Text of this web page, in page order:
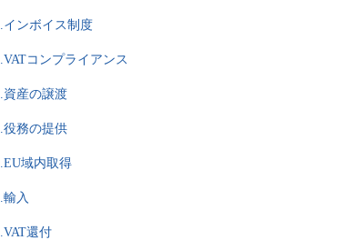
.インボイス制度
.VATコンプライアンス
.資産の譲渡
.役務の提供
域内取得
輸入
還付